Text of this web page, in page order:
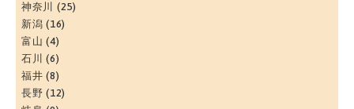
神奈川
(25)
新潟 (16)
富山 (4)
石川 (6)
福井 (8)
長野 (12)